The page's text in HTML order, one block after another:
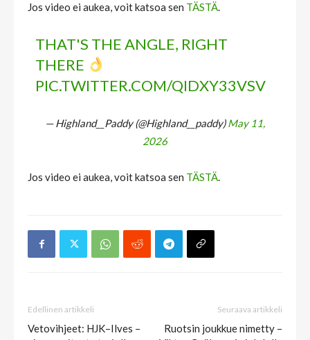
Jos video ei aukea, voit katsoa sen TÄSTÄ.
THAT'S THE ANGLE, RIGHT
THERE
PIC.TWITTER.COM/QIDXY33VSV
— Highland__Paddy (@Highland__paddy)May 11,
2026
Jos video ei aukea, voit katsoa sen TÄSTÄ.
Edellinen artikkeli
Vetovihjeet: HJK–Ilves –
Seuraava artikkeli
Ruotsin joukkue nimetty –